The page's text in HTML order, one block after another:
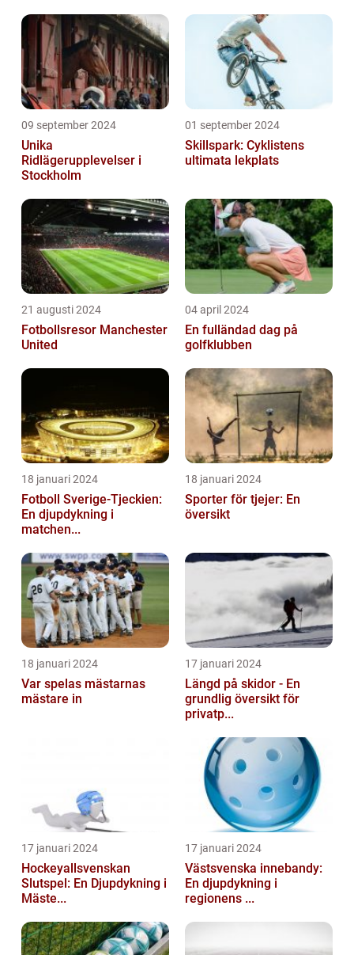
09 september 2024
Unika
Ridlägerupplevelser i
Stockholm
01 september 2024
Skillspark: Cyklistens
ultimata lekplats
21 augusti 2024
Fotbollsresor Manchester
United
04 april 2024
En fulländad dag på
golfklubben
18 januari 2024
Fotboll Sverige-Tjeckien:
En djupdykning i
matchen...
18 januari 2024
Sporter för tjejer: En
översikt
18 januari 2024
Var spelas mästarnas
mästare in
17 januari 2024
Längd på skidor - En
grundlig översikt för
privatp...
17 januari 2024
Hockeyallsvenskan
Slutspel: En Djupdykning i
Mäste...
17 januari 2024
Västsvenska innebandy:
En djupdykning i
regionens ...